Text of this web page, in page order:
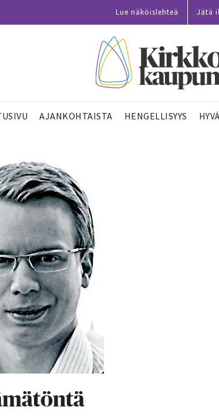
Lue näköislehteä Jätä
AJANKOHTAISTA HENGELLISYYS